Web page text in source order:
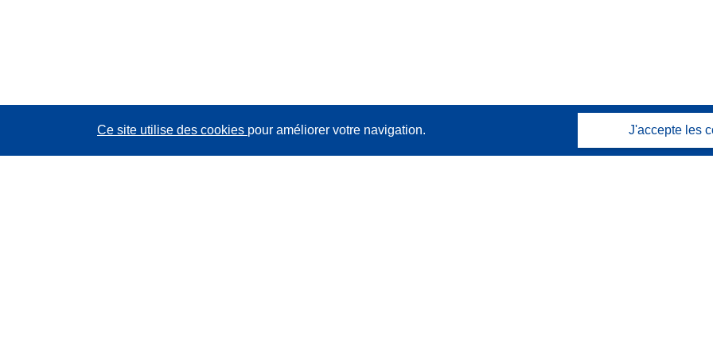
Ce site utilise des cookies pour améliorer votre navigation. J'accepte les